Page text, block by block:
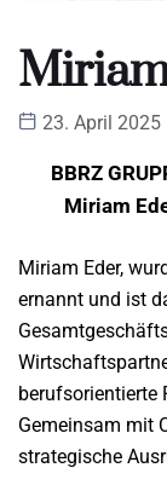
23. April 2025
BBRZ
Miriam
Miriam Eder,
ernannt und ist
berufsorientierte
Gemeinsam mit
strategische